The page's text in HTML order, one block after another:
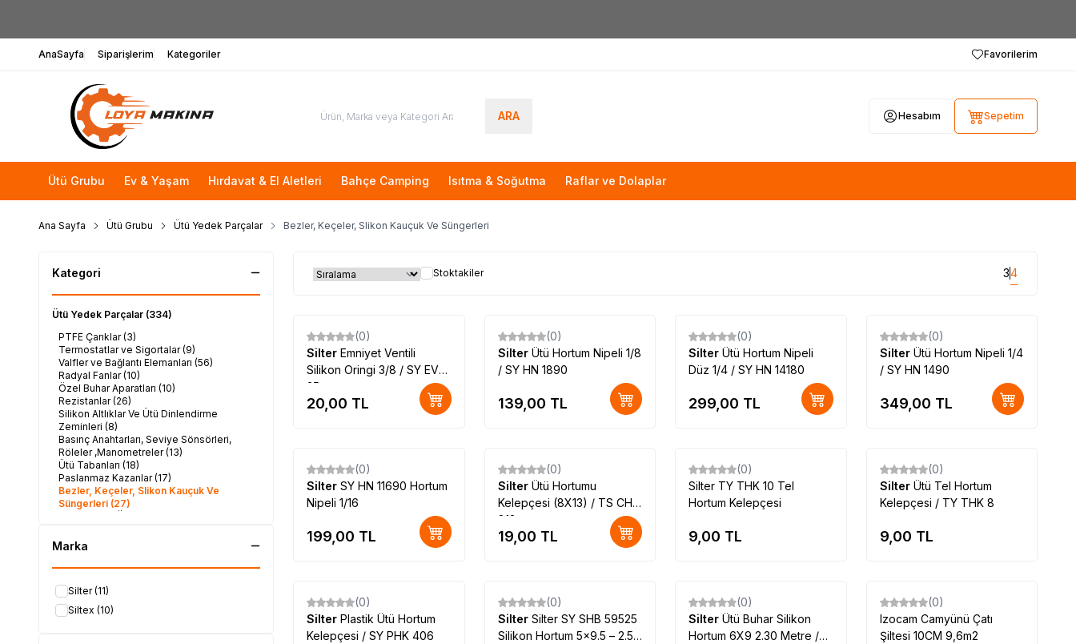
AnaSayfa Siparişlerim Kategoriler Favorilerim
ARA Hesabım Sepetim
Ütü Grubu Ev & Yaşam Hırdavat & El Aletleri Bahçe Camping Isıtma & Soğutma Raflar ve Dolaplar
Ana Sayfa Ütü Grubu Ütü Yedek Parçalar Bezler, Keçeler, Slikon Kauçuk Ve Süngerleri
Kategori
Ütü Yedek Parçalar (334)
PTFE Çarıklar(3)
Termostatlar ve Sigortalar(9)
Valfler ve Bağlantı Elemanları (56)
Radyal Fanlar(10)
Özel Buhar Aparatları (10)
Rezistanlar(26)
Silikon Altlıklar Ve Ütü Dinlendirme
Zeminleri (8)
Basınç Anahtarları, Seviye Sönsörleri,
Röleler ,Manometreler(13)
Ütü Tabanları (18)
Paslanmaz Kazanlar(17)
Bezler, Keçeler, Slikon Kauçuk Ve
Süngerleri (27)
Lambaları
Kablolar & Kablo Grupları ve Kablo
Elemanları(24)
Diğer Yedek Parçalar - El Ütüleri ve Buhar
Fırçaları & Süper Mini
Marka
Silter(11)
Siltex (10)
Stoktakiler 34
(0)
Silter Emniyet Ventili
Silikon Oringi 3/8 / SY EVO
35
20,00 TL
(0)
Silter Ütü Hortum Nipeli 1/8
/ SY HN 1890
139,00 TL
(0)
Silter Ütü Hortum Nipeli
Düz 1/4 / SY HN 14180
299,00 TL
(0)
Silter Ütü Hortum Nipeli 1/4
/ SY HN 1490
349,00 TL
(0)
Silter SY HN 11690 Hortum
Nipeli 1/16
199,00 TL
(0)
Silter Ütü Hortumu
Kelepçesi (8X13) / TS CHK
813
19,00 TL
(0)
Silter TY THK 10 Tel
Hortum Kelepçesi
9,00 TL
(0)
Silter Ütü Tel Hortum
Kelepçesi / TY THK 8
9,00 TL
(0)
Silter Plastik Ütü Hortum
Kelepçesi / SY PHK 406
(0)
Silter Silter SY SHB 59525
Silikon Hortum 5x9.5 – 2.5
(0)
Silter Ütü Buhar Silikon
Hortum 6X9 2.30 Metre /
(0)
Izocam Camyünü Çatı
Şiltesi 10CM 9,6m2